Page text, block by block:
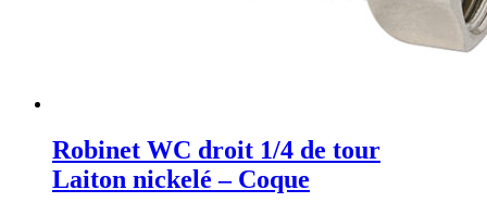
Robinet WC droit 1/4 de tour
Laiton nickelé – Coque